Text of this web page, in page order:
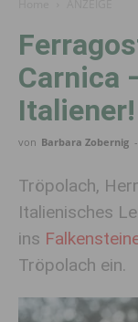
Carnica
Italiener!
von Barbara Zobernig -
Tröpolach,
Italienisches
ins
Tröpolach ein.